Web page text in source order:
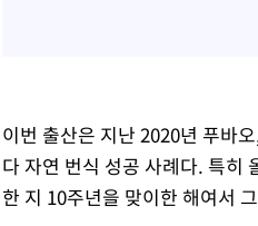
이번 출산은 지난 2020년 푸바
다 자연 번식 성공 사례다. 특히
한 지 10주년을 맞이한 해여서